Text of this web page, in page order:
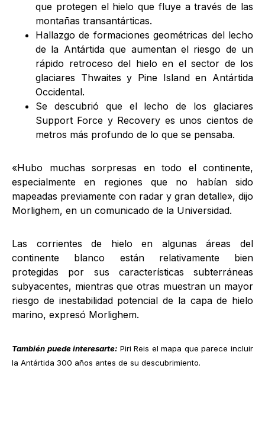
que protegen el hielo que fluye a través de las
montañas transantárticas.
Hallazgo de formaciones geométricas del lecho
de la Antártida que aumentan el riesgo de un
rápido retroceso del hielo en el sector de los
glaciares Thwaites y Pine Island en Antártida
Occidental.
Se descubrió que el lecho de los glaciares
Support Force y Recovery es unos cientos de
metros más profundo de lo que se pensaba.
«Hubo muchas sorpresas en todo el continente,
especialmente en regiones que no habían sido
mapeadas previamente con radar y gran detalle», dijo
Morlighem, en un comunicado de la Universidad.
Las corrientes de hielo en algunas áreas del
continente blanco están relativamente bien
protegidas por sus características subterráneas
subyacentes, mientras que otras muestran un mayor
riesgo de inestabilidad potencial de la capa de hielo
marino, expresó Morlighem.
También puede interesarte: Piri Reis el mapa que parece incluir
la Antártida 300 años antes de su descubrimiento.